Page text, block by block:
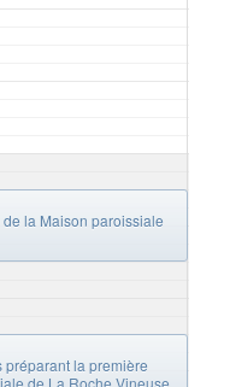
de la Maison paroissiale
préparant la première
de La Roche Vineuse